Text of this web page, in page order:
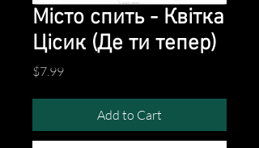
Місто спить - Квітка
Цісик (Де ти тепер)
$7.99Price
Add to Cart